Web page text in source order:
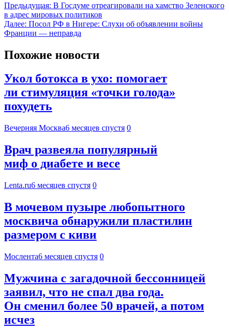
Предыдущая: В Госдуме отреагировали на хамство Зеленского
в адрес мировых политиков
Далее: Посол РФ в Нигере: Слухи об объявлении войны
Франции — неправда
Похожие новости
Укол ботокса в ухо: помогает
ли стимуляция «точки голода»
похудеть
Вечерняя Москва6 месяцев спустя 0
Врач развеяла популярный
миф о диабете и весе
Lenta.ru6 месяцев спустя 0
В мочевом пузыре любопытного
москвича обнаружили пластилин
размером с киви
Мослента6 месяцев спустя 0
Мужчина с загадочной бессонницей
заявил, что не спал два года.
Он сменил более 50 врачей, а потом
исчез